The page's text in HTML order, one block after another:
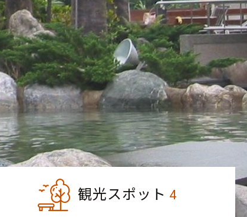
観光スポット 4